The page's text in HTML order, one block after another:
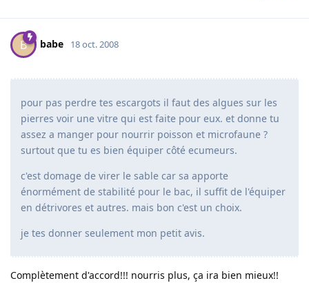
B babe 18 oct. 2008
pour pas perdre tes escargots il faut des algues sur les
pierres voir une vitre qui est faite pour eux. et donne tu
assez a manger pour nourrir poisson et microfaune ?
surtout que tu es bien équiper côté ecumeurs.
c'est domage de virer le sable car sa apporte
énormément de stabilité pour le bac, il suffit de l'équiper
en détrivores et autres. mais bon c'est un choix.
je tes donner seulement mon petit avis.
Complètement d'accord!!! nourris plus, ça ira bien mieux!!